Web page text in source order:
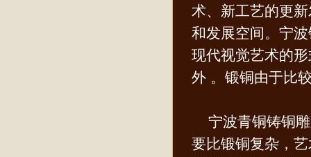
术、新工艺的更
和发展空间。宁
现代视觉艺术的
外 。锻铜由于比
宁波青铜铸铜雕
要比锻铜复杂，